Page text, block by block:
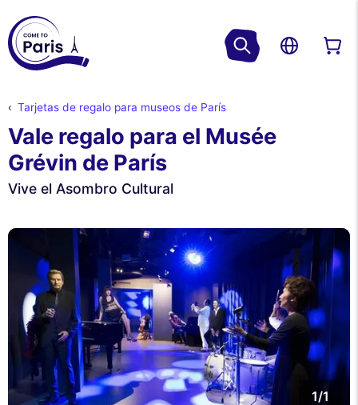
Tarjetas de regalo para museos de París
Vale regalo para el Musée
Grévin de París
Vive el Asombro Cultural
1/1